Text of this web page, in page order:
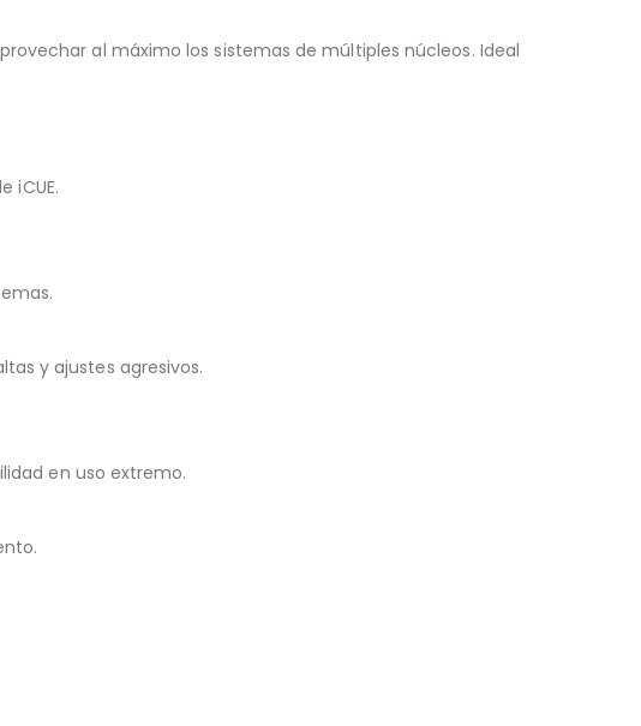
al máximo los sistemas de múltiples núcleos. Ideal
iCUE.
y ajustes agresivos.
en uso extremo.